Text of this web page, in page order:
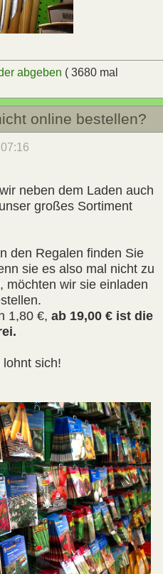
abgeben ( 3680 mal
online bestellen?
neben dem Laden auch
großes Sortiment
den Regalen finden Sie
sie es also mal nicht zu
möchten wir sie einladen
1,80 €, ab 19,00 € ist die
sich!